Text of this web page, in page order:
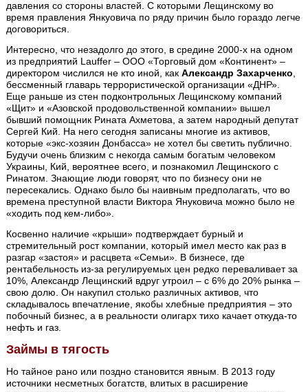
давления со стороны властей. С которыми Лещинскому во
время правления Янкуовича по ряду причин было гораздо легче
договориться.
Интересно, что незадолго до этого, в средине 2000-х на одном
из предприятий Lauffer – ООО «Торговый дом «Континент» –
директором числился не кто иной, какАлександр Захарченко
бессменный главарь террористической организации «ДНР».
Еще раньше из стен подконтрольных Лещинскому компаний
«Щит» и «Азовской продовольственной компании» вышел
бывший помощник Рината Ахметова, а затем народный депутат
Сергей Кий. На него сегодня записаны многие из активов,
которые «экс-хозяин Донбасса» не хотел бы светить публично.
Будучи очень близким с некогда самым богатым человеком
Украины, Кий, вероятнее всего, и познакомил Лещинского с
Ринатом. Знающие люди говорят, что по бизнесу они не
пересекались. Однако было бы наивным предполагать, что во
времена преступной власти Виктора Януковича можно было не
«ходить под кем-либо».
Косвенно наличие «крыши» подтверждает бурный и
стремительный рост компании, который имел место как раз в
разгар «застоя» и расцвета «Семьи». В бизнесе, где
рентабельность из-за регулируемых цен редко переваливает за
10%, Александр Лещинский вдруг утроил – с 6% до 20% рынка –
свою долю. Он накупил столько различных активов, что
складывалось впечатление, якобы хлебные предприятия – это
побочный бизнес, а в реальности олигарх тихо качает откуда-то
нефть и газ.
Займы в тягость
Но тайное рано или поздно становится явным. В 2013 году
источники несметных богатств, влитых в расширение